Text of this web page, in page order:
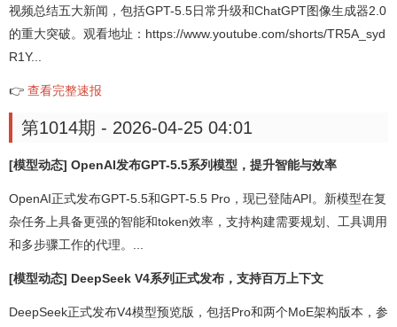
视频总结五大新闻，包括GPT-5.5日常升级和ChatGPT图像生成器2.0
的重大突破。观看地址：https://www.youtube.com/shorts/TR5A_syd
R1Y...
👉 查看完整速报
第1014期 - 2026-04-25 04:01
[模型动态] OpenAI发布GPT-5.5系列模型，提升智能与效率
OpenAI正式发布GPT-5.5和GPT-5.5 Pro，现已登陆API。新模型在复
杂任务上具备更强的智能和token效率，支持构建需要规划、工具调用
和多步骤工作的代理。...
[模型动态] DeepSeek V4系列正式发布，支持百万上下文
DeepSeek正式发布V4模型预览版，包括Pro和两个MoE架构版本，参